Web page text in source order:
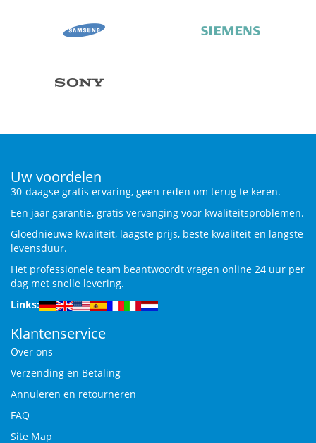
Uw voordelen
30-daagse gratis ervaring, geen reden om terug te keren.
Een jaar garantie, gratis vervanging voor kwaliteitsproblemen.
Gloednieuwe kwaliteit, laagste prijs, beste kwaliteit en langste
levensduur.
Het professionele team beantwoordt vragen online 24 uur per
dag met snelle levering.
Links:
Klantenservice
Over ons
Verzending en Betaling
Annuleren en retourneren
FAQ
Site Map